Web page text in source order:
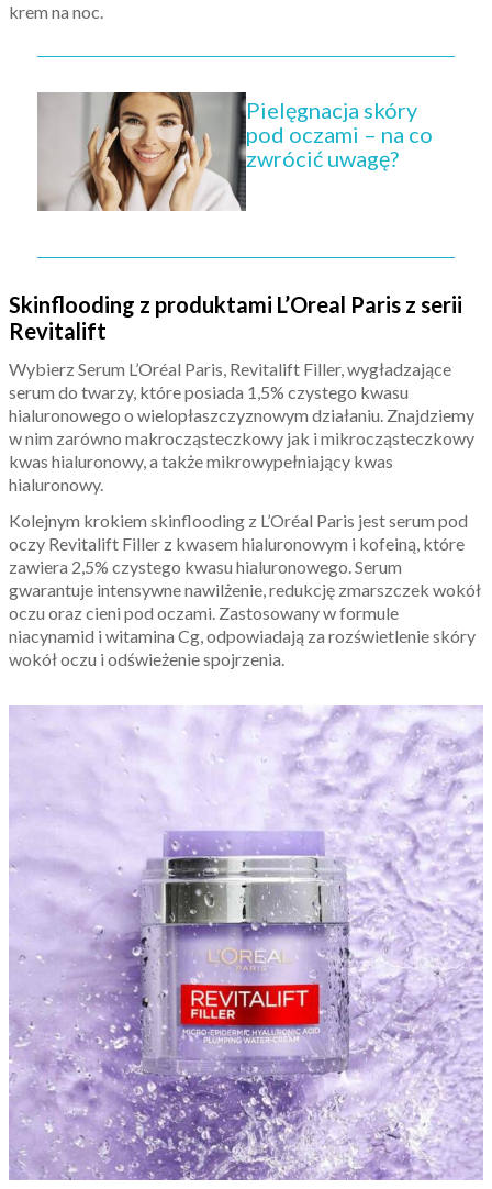
krem na noc.
Pielęgnacja skóry
pod oczami – na co
zwrócić uwagę?
Skinflooding z produktami L’Oreal Paris z serii
Revitalift
Wybierz Serum L’Oréal Paris, Revitalift Filler, wygładzające
serum do twarzy, które posiada 1,5% czystego kwasu
hialuronowego o wielopłaszczyznowym działaniu. Znajdziemy
w nim zarówno makrocząsteczkowy jak i mikrocząsteczkowy
kwas hialuronowy, a także mikrowypełniający kwas
hialuronowy.
Kolejnym krokiem skinflooding z L’Oréal Paris jest serum pod
oczy Revitalift Filler z kwasem hialuronowym i kofeiną, które
zawiera 2,5% czystego kwasu hialuronowego. Serum
gwarantuje intensywne nawilżenie, redukcję zmarszczek wokół
oczu oraz cieni pod oczami. Zastosowany w formule
niacynamid i witamina Cg, odpowiadają za rozświetlenie skóry
wokół oczu i odświeżenie spojrzenia.